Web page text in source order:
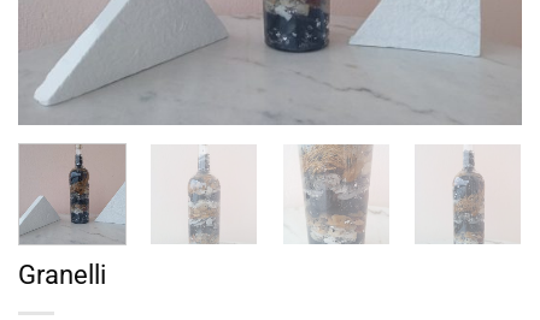
Granelli